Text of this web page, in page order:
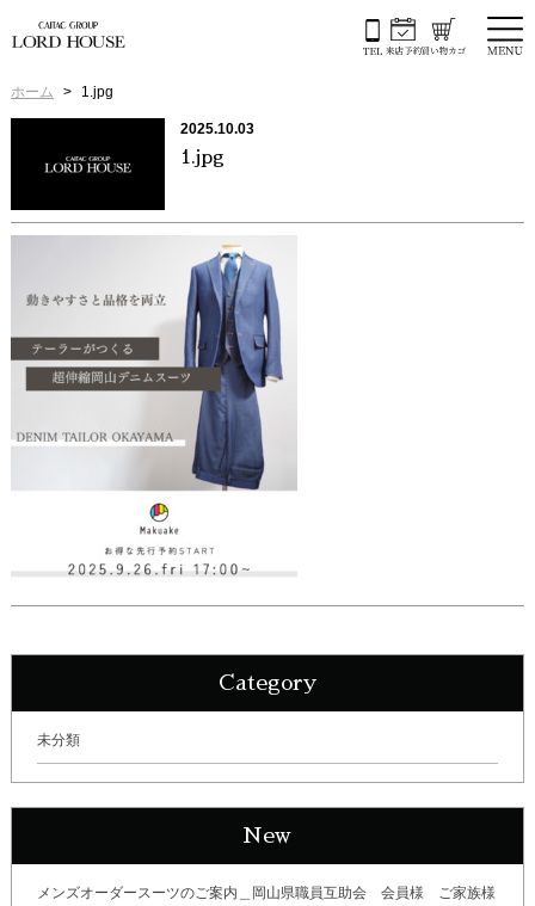
ホーム 1.jpg
2025.10.03
1.jpg
Category
未分類
New
メンズオーダースーツのご案内＿岡山県職員互助会 会員様 ご家族様